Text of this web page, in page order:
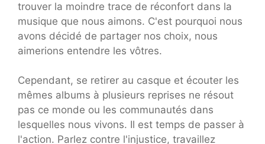
trouver la moindre trace de réconfort dans la
musique que nous aimons. C'est pourquoi nous
avons décidé de partager nos choix, nous
aimerions entendre les vôtres.
Cependant, se retirer au casque et écouter les
mêmes albums à plusieurs reprises ne résout
pas ce monde ou les communautés dans
lesquelles nous vivons. Il est temps de passer à
l'action. Parlez contre l'injustice, travaillez